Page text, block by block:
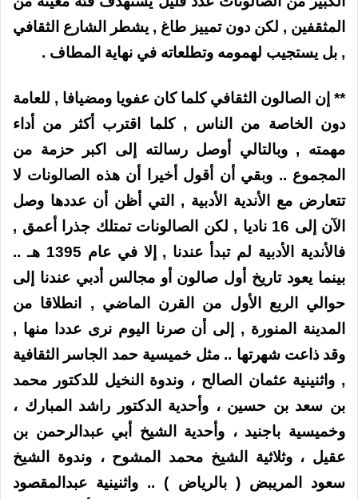
المثقفين , لكن دون تمييز طاغ , يشطر الشارع الثقافي
, بل يستجيب لهمومه وتطلعاته في نهاية المطاف .
** إن الصالون الثقافي كلما كان عفويا ومضيافا , للعامة
دون الخاصة من الناس , كلما اقترب أكثر من أداء
مهمته , وبالتالي أوصل رسالته إلى اكبر حزمة من
المجموع .. وبقي أن أقول أخيرا أن هذه الصالونات لا
تتعارض مع الأندية الأدبية , التي أظن أن عددها وصل
الآن إلى 16 ناديا , لكن الصالونات تمتلك جذرا أعمق ,
فالأندية الأدبية لم تبدأ عندنا , إلا في عام 1395 هـ ..
بينما يعود تاريخ أول صالون أو مجالس أدبي عندنا إلى
حوالي الربع الأول من القرن الماضي , انطلاقا من
المدينة المنورة , إلى أن صرنا اليوم نرى عددا منها ,
وقد ذاعت شهرتها .. مثل خميسية حمد الجاسر الثقافية
, واثنينية عثمان الصالح ، وندوة النخيل للدكتور محمد
بن سعد بن حسين ، وأحدية الدكتور راشد المبارك ،
وخميسية باجنيد ، وأحدية الشيخ أبي عبدالرحمن بن
عقيل ، وثلاثية الشيخ محمد المشوح ، وندوة الشيخ
سعود المريبض ( بالرياض ) .. واثنينية عبدالمقصود